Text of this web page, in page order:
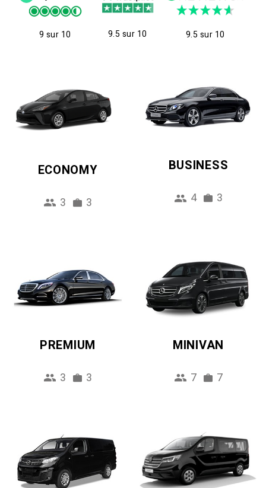
9 sur 10 9.5 sur 10 9.5 sur 10
ECONOMY
3 3
BUSINESS
4 3
PREMIUM
3 3
MINIVAN
7 7